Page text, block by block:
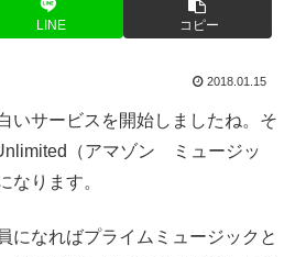
LINE コピー
2018.01.15
いサービスを開始しましたね。そ
（アマゾン ミュージッ
ります。
になればプライムミュージックと